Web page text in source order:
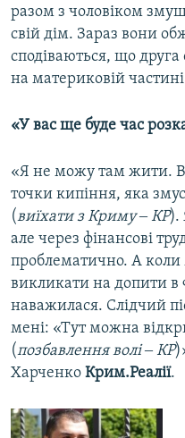
разом з чоловіком
свій дім. Зараз вони
сподіваються, що
на материковій
«У вас ще буде час
«Я не можу там жити.
точки кипіння, яка
(виїхати з Криму ‒ КР).
але через фінансові
проблематично. А
викликати на допити в
наважилася. Слідчий
мені: «Тут можна
(позбавлення волі ‒ КР
Харченко Крим.Реалії.